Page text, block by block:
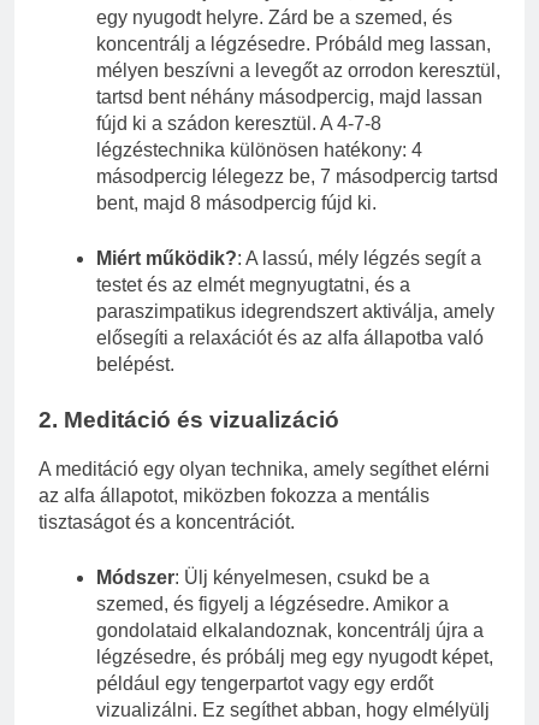
egy nyugodt helyre. Zárd be a szemed, és
koncentrálj a légzésedre. Próbáld meg lassan,
mélyen beszívni a levegőt az orrodon keresztül,
tartsd bent néhány másodpercig, majd lassan
fújd ki a szádon keresztül. A 4-7-8
légzéstechnika különösen hatékony: 4
másodpercig lélegezz be, 7 másodpercig tartsd
bent, majd 8 másodpercig fújd ki.
Miért működik?: A lassú, mély légzés segít a
testet és az elmét megnyugtatni, és a
paraszimpatikus idegrendszert aktiválja, amely
elősegíti a relaxációt és az alfa állapotba való
belépést.
2. Meditáció és vizualizáció
A meditáció egy olyan technika, amely segíthet elérni
az alfa állapotot, miközben fokozza a mentális
tisztaságot és a koncentrációt.
Módszer: Ülj kényelmesen, csukd be a
szemed, és figyelj a légzésedre. Amikor a
gondolataid elkalandoznak, koncentrálj újra a
légzésedre, és próbálj meg egy nyugodt képet,
például egy tengerpartot vagy egy erdőt
vizualizálni. Ez segíthet abban, hogy elmélyülj